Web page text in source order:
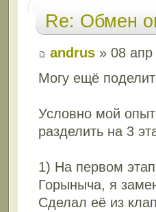
Re: Обмен
andrus» 08 апр
Могу ещё
Условно мой
разделить на 3
1) На первом
Горыныча, я
Сделал её из